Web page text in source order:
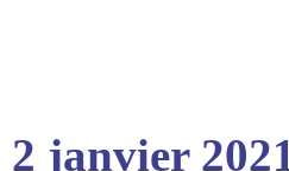
2 janvier 2021